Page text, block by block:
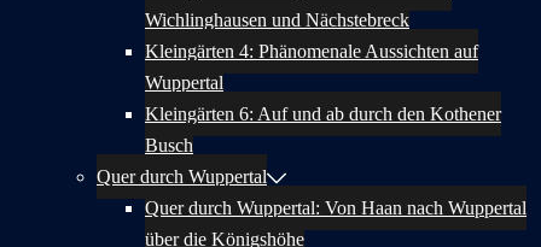
Wichlinghausen und Nächstebreck
Kleingärten 4: Phänomenale Aussichten auf
Wuppertal
Kleingärten 6: Auf und ab durch den Kothener
Busch
Quer durch Wuppertal
Quer durch Wuppertal: Von Haan nach Wuppertal
über die Königshöhe